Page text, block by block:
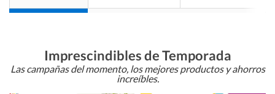
Imprescindibles de Temporada
Las campañas del momento, los mejores productos y ahorros
increíbles.